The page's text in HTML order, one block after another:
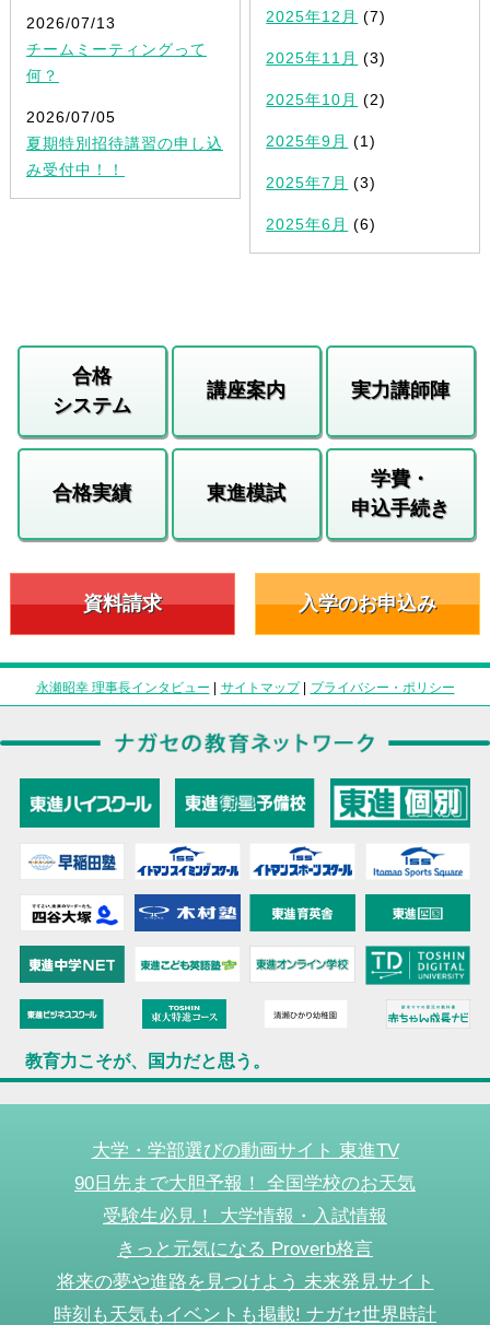
2026/07/13
チームミーティングって
何？
2026/07/05
夏期特別招待講習の申し込
み受付中！！
2025年12月 (7)
2025年11月 (3)
2025年10月 (2)
2025年9月 (1)
2025年7月 (3)
2025年6月 (6)
合格
システム
講座案内 実力講師陣
合格実績 東進模試
学費・
申込手続き
資料請求 入学のお申込み
永瀬昭幸 理事長インタビュー | サイトマップ| プライバシー・ポリシー
教育力こそが、国力だと思う。
大学・学部選びの動画サイト 東進TV
90日先まで大胆予報！ 全国学校のお天気
受験生必見！ 大学情報・入試情報
きっと元気になる Proverb格言
将来の夢や進路を見つけよう 未来発見サイト
時刻も天気もイベントも掲載! ナガセ世界時計